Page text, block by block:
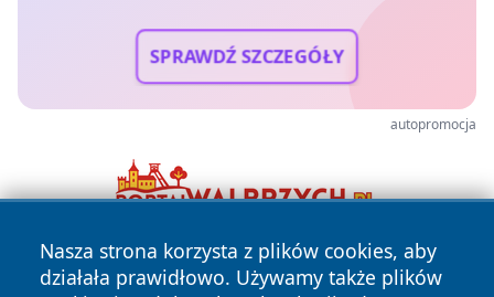
SPRAWDŹ SZCZEGÓŁY
autopromocja
Nasza strona korzysta z plików cookies, aby
działała prawidłowo. Używamy także plików